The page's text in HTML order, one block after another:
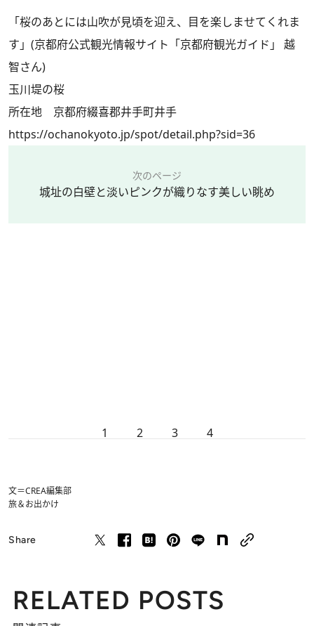
「桜のあとには山吹が見頃を迎え、目を楽しませてくれま
す」(京都府公式観光情報サイト「京都府観光ガイド」 越
智さん)
玉川堤の桜
所在地 京都府綴喜郡井手町井手
https://ochanokyoto.jp/spot/detail.php?sid=36
次のページ
城址の白壁と淡いピンクが織りなす美しい眺め
1 2 3 4
文＝CREA編集部
旅＆お出かけ
Share
RELATED POSTS